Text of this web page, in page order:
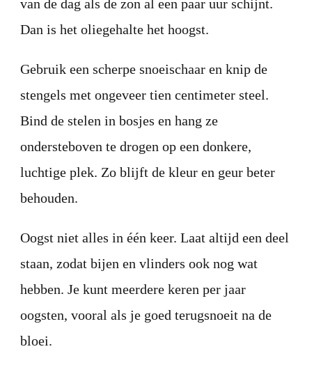
van de dag als de zon al een paar uur schijnt.
Dan is het oliegehalte het hoogst.
Gebruik een scherpe snoeischaar en knip de
stengels met ongeveer tien centimeter steel.
Bind de stelen in bosjes en hang ze
ondersteboven te drogen op een donkere,
luchtige plek. Zo blijft de kleur en geur beter
behouden.
Oogst niet alles in één keer. Laat altijd een deel
staan, zodat bijen en vlinders ook nog wat
hebben. Je kunt meerdere keren per jaar
oogsten, vooral als je goed terugsnoeit na de
bloei.